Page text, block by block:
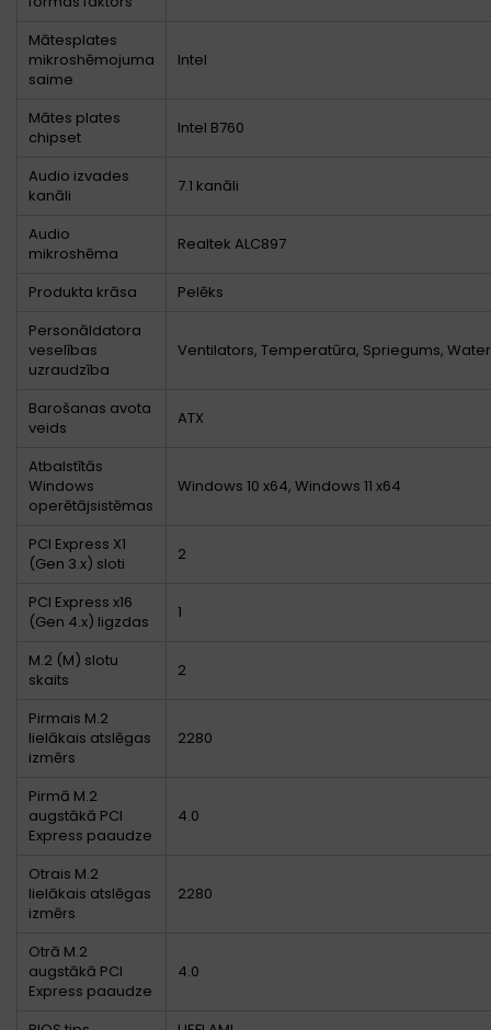
Mātesplates
mikroshēmojuma
saime
Intel
Mātes plates
chipset
Intel B760
Audio izvades
kanāli
7.1 kanāli
Audio
mikroshēma
Realtek ALC897
Produkta krāsa
Pelēks
Personāldatora
veselības
uzraudzība
Ventilators, Temperatūra, Spriegums,
Barošanas avota
veids
ATX
Atbalstītās
Windows
operētājsistēmas
Windows 10 x64, Windows 11 x64
PCI Express X1
(Gen 3.x) sloti
2
PCI Express x16
(Gen 4.x) ligzdas
1
M.2 (M) slotu
skaits
2
Pirmais M.2
lielākais atslēgas
izmērs
2280
Pirmā M.2
augstākā PCI
Express paaudze
4.0
Otrais M.2
lielākais atslēgas
izmērs
2280
Otrā M.2
augstākā PCI
Express paaudze
4.0